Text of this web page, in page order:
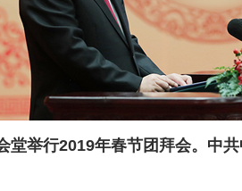
堂举行2019年春节团拜会。中